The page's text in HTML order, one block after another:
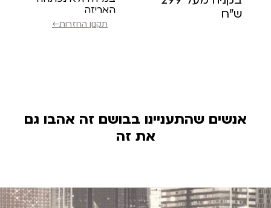
ש”ח
האריזה
תקנון החזרות←
אנשים שהתעניינו בבושם זה אהבו גם
את זה